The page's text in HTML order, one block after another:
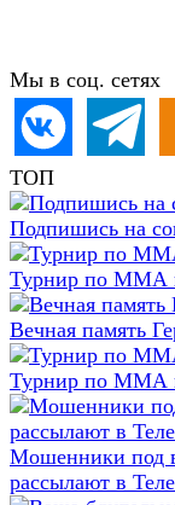
Мы в соц. сетях
ТОП
Подпишись на
Турнир по ММА
Вечная память
Турнир по ММА
Мошенники под
рассылают в